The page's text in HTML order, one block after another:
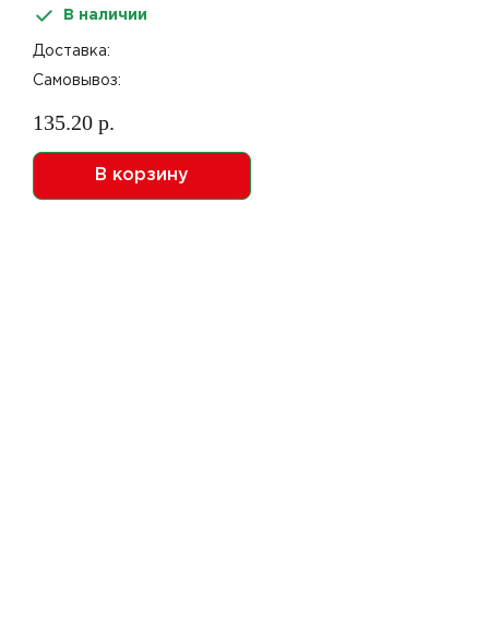
В наличии
Доставка:
Самовывоз:
135.20 р.
В корзину